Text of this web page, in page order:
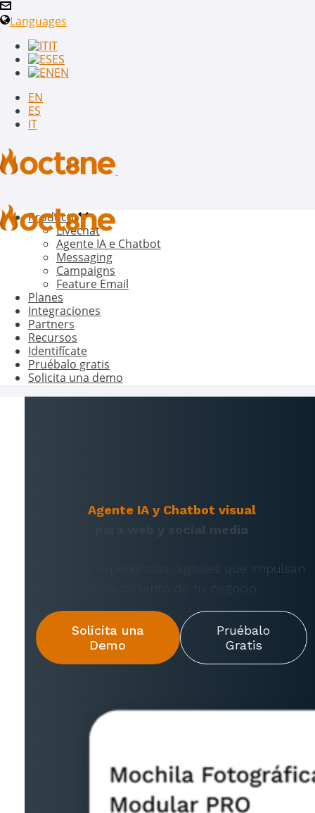
Languages
IT
ES
EN
EN
ES
IT
Producto
Livechat
Agente IA e Chatbot
Messaging
Campaigns
Feature Email
Planes
Integraciones
Partners
Recursos
Identifícate
Pruébalo gratis
Solicita una demo
Agente IA y Chatbot visual
para web y social media
Creamos experiencias digitales que impulsan
el crecimiento de tu negocio
Solicita una
Demo
Pruébalo
Gratis